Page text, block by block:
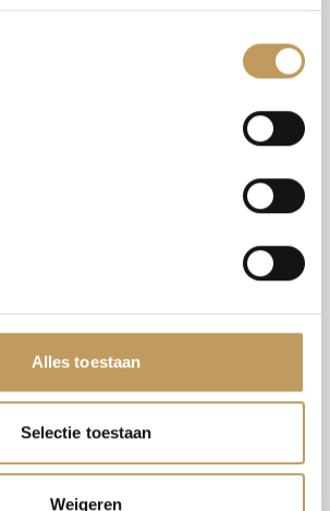
Alles toestaan
Selectie toestaan
Weigeren
van weersomstandigheden.
we bouwen gewoon door.
is flexibel
uitbreidingen aan houten
draaien wij onze handen niet
structuren zijn relatief
te passen en te wijzigen.
wij. We buigen met je mee, wat